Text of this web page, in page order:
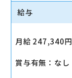
給与
月給 247,340
賞与有無：なし